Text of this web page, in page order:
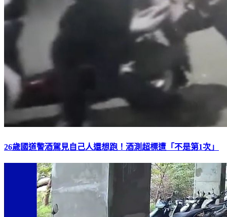
26歲國道警酒駕見自己人還想跑！酒測超標遭「不是第1次」